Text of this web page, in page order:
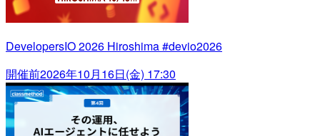
DevelopersIO 2026 Hiroshima #devio2026
開催前2026年10月16日(金) 17:30